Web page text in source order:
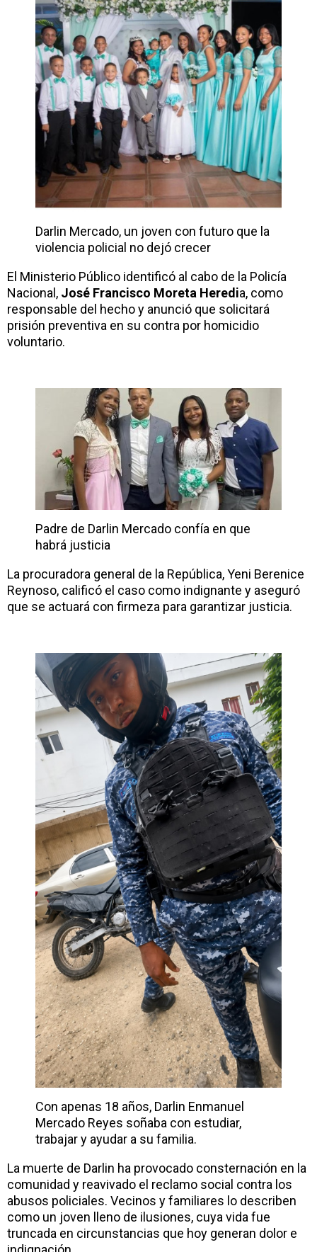
Darlin Mercado, un joven con futuro que la
violencia policial no dejó crecer
El Ministerio Público identificó al cabo de la Policía
Nacional, José Francisco Moreta Heredia, como
responsable del hecho y anunció que solicitará
prisión preventiva en su contra por homicidio
voluntario.
Padre de Darlin Mercado confía en que
habrá justicia
La procuradora general de la República, Yeni Berenice
Reynoso, calificó el caso como indignante y aseguró
que se actuará con firmeza para garantizar justicia.
Con apenas 18 años, Darlin Enmanuel
Mercado Reyes soñaba con estudiar,
trabajar y ayudar a su familia.
La muerte de Darlin ha provocado consternación en la
comunidad y reavivado el reclamo social contra los
abusos policiales. Vecinos y familiares lo describen
como un joven lleno de ilusiones, cuya vida fue
truncada en circunstancias que hoy generan dolor e